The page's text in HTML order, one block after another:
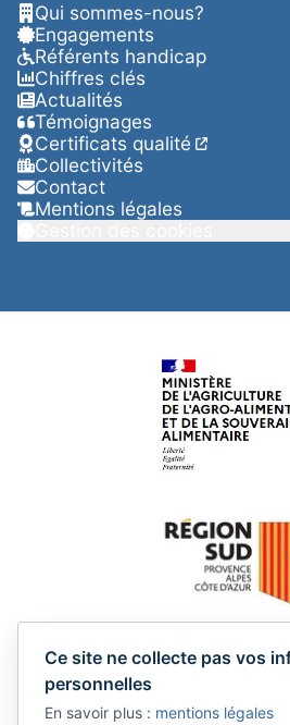
Qui sommes-nous?
Engagements
Référents handicap
Chiffres clés
Actualités
Témoignages
Certificats qualité
Collectivités
Contact
Mentions légales
Ce site ne collecte pas vos
personnelles
En savoir plus : mentions légales